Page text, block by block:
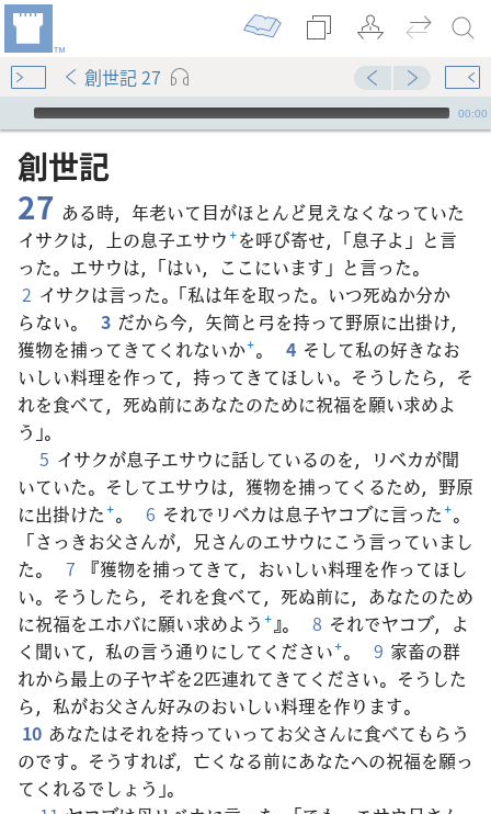
創世記 27
Audio Player
00:00
創世記
27 ある時，年老いて目がほとんど見えなくなっていた
イサクは，上の息子エサウ+を呼び寄せ，「息子よ」と言
った。エサウは，「はい，ここにいます」と言った。
2 イサクは言った。「私は年を取った。いつ死ぬか分か
らない。
3 だから今，矢筒と弓を持って野原に出掛け，
獲物を捕ってきてくれないか+。 4 そして私の好きなお
いしい料理を作って，持ってきてほしい。そうしたら，そ
れを食べて，死ぬ前にあなたのために祝福を願い求めよ
う」。
5 イサクが息子エサウに話しているのを，リベカが聞
いていた。そしてエサウは，獲物を捕ってくるため，野原
に出掛けた+。 6 それでリベカは息子ヤコブに言った+。
「さっきお父さんが，兄さんのエサウにこう言っていまし
た。
7
『獲物を捕ってきて，おいしい料理を作ってほし
い。そうしたら，それを食べて，死ぬ前に，あなたのため
に祝福をエホバに願い求めよう +』。 8 それでヤコブ，よ
く聞いて，私の言う通りにしてください+。 9 家畜の群
れから最上の子ヤギを2匹連れてきてください。そうした
ら，私がお父さん好みのおいしい料理を作ります。
10 あなたはそれを持っていってお父さんに食べてもらう
のです。そうすれば，亡くなる前にあなたへの祝福を願っ
てくれるでしょう」。